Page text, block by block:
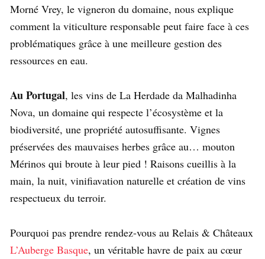
Morné Vrey, le vigneron du domaine, nous explique
comment la viticulture responsable peut faire face à ces
problématiques grâce à une meilleure gestion des
ressources en eau.
Au Portugal, les vins de La Herdade da Malhadinha
Nova, un domaine qui respecte l’écosystème et la
biodiversité, une propriété autosuffisante. Vignes
préservées des mauvaises herbes grâce au… mouton
Mérinos qui broute à leur pied ! Raisons cueillis à la
main, la nuit, vinifiavation naturelle et création de vins
respectueux du terroir.
Pourquoi pas prendre rendez-vous au Relais & Châteaux
L’Auberge Basque, un véritable havre de paix au cœur